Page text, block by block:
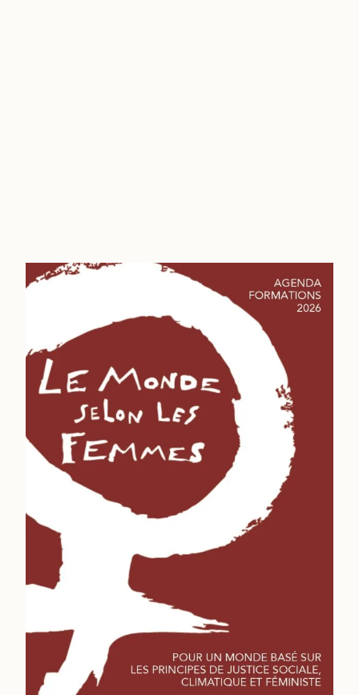
Découvrir nos productions